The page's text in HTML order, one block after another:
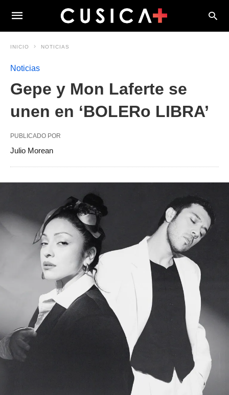
INICIO NOTICIAS
Noticias
Gepe y Mon Laferte se
unen en ‘BOLERo LIBRA’
PUBLICADO POR
Julio Morean